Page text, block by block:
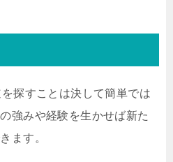
探すことは決して簡単では
強みや経験を生かせば新た
ます。